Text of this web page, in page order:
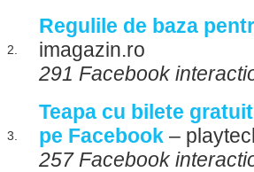
2.
Regulile de baza
imagazin.ro
291 Facebook
3.
Teapa cu bilete
pe Facebook –
257 Facebook